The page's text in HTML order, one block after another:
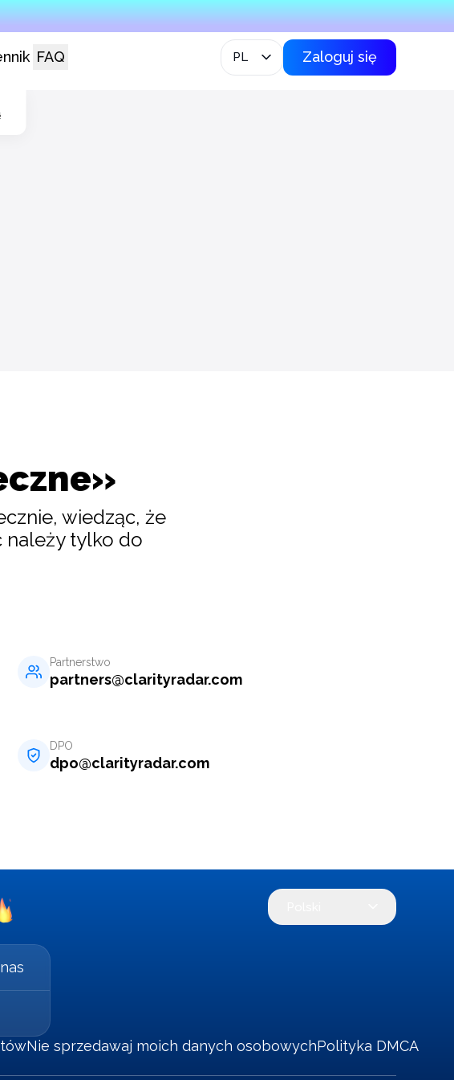
FAQ PL Zaloguj się
wiedząc, że
należy tylko do
Partnerstwo
partners@clarityradar.com
DPO
dpo@clarityradar.com
Nie sprzedawaj moich danych osobowychPolityka DMCA